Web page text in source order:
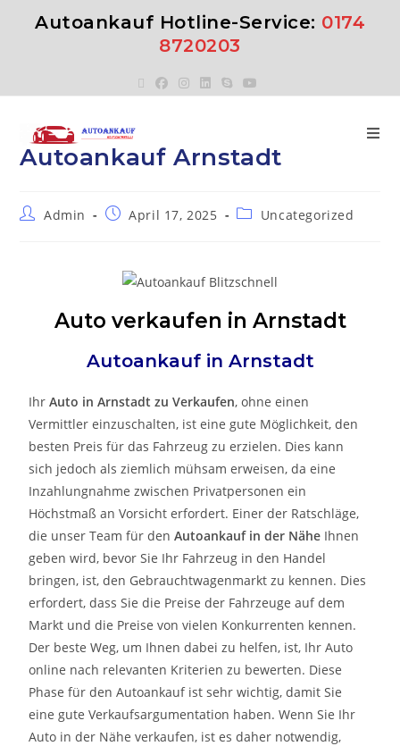
Autoankauf Hotline-Service: 0174
8720203
Autoankauf Arnstadt
Admin April 17, 2025 Uncategorized
Auto verkaufen in Arnstadt
Autoankauf in Arnstadt
IhrAuto inArnstadtzuVerkaufen, ohne einen
Vermittler einzuschalten, ist eine gute Möglichkeit, den
besten Preis für das Fahrzeug zu erzielen. Dies kann
sich jedoch als ziemlich mühsam erweisen, da eine
Inzahlungnahme zwischen Privatpersonen ein
Höchstmaß an Vorsicht erfordert. Einer der Ratschläge,
die unser Team für denAutoankauf in der Nähe Ihnen
geben wird, bevor Sie Ihr Fahrzeug in den Handel
bringen, ist, den Gebrauchtwagenmarkt zu kennen. Dies
erfordert, dass Sie die Preise der Fahrzeuge auf dem
Markt und die Preise von vielen Konkurrenten kennen.
Der beste Weg, um Ihnen dabei zu helfen, ist, Ihr Auto
online nach relevanten Kriterien zu bewerten. Diese
Phase für den Autoankauf ist sehr wichtig, damit Sie
eine gute Verkaufsargumentation haben. Wenn Sie Ihr
Auto in der Nähe verkaufen, ist es daher notwendig,